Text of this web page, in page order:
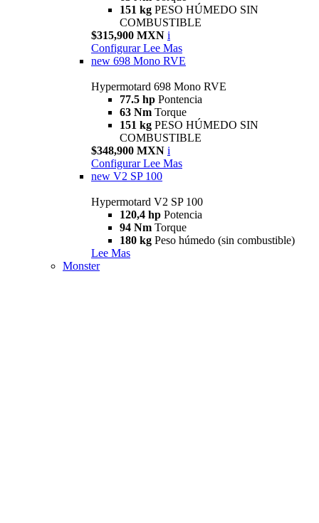
151 kg PESO HÚMEDO SIN
COMBUSTIBLE
$315,900 MXN i
Configurar Lee Mas
new 698 Mono RVE
Hypermotard 698 Mono RVE
77.5 hp Pontencia
63 Nm Torque
151 kg PESO HÚMEDO SIN
COMBUSTIBLE
$348,900 MXN i
Configurar Lee Mas
new V2 SP 100
Hypermotard V2 SP 100
120,4 hp Potencia
94 Nm Torque
180 kg Peso húmedo (sin combustible)
Lee Mas
Monster